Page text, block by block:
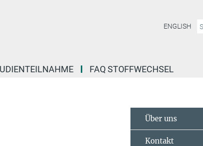
ENGLISH
FAQ STOFFWECHSEL
Über uns
Kontakt